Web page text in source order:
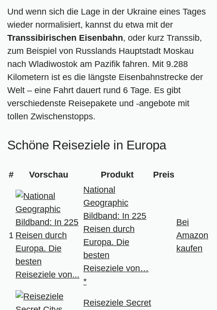
Und wenn sich die Lage in der Ukraine eines Tages
wieder normalisiert, kannst du etwa mit der
Transsibirischen Eisenbahn, oder kurz Transsib,
zum Beispiel von Russlands Hauptstadt Moskau
nach Wladiwostok am Pazifik fahren. Mit 9.288
Kilometern ist es die längste Eisenbahnstrecke der
Welt – eine Fahrt dauert rund 6 Tage. Es gibt
verschiedenste Reisepakete und -angebote mit
tollen Zwischenstopps.
Schöne Reiseziele in Europa
# Vorschau Produkt Preis
1
National
Geographic
Bildband: In 225
Reisen durch
Europa. Die
besten
Reiseziele von…
*
Bei
Amazon
kaufen
Reiseziele Secret